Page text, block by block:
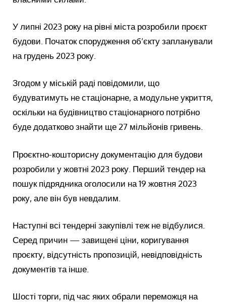
У липні 2023 року на рівні міста розробили проєкт
будови. Початок спорудження об’єкту запланували
на грудень 2023 року.
Згодом у міській раді повідомили, що
будуватимуть не стаціонарне, а модульне укриття,
оскільки на будівництво стаціонарного потрібно
буде додатково знайти ще 27 мільйонів гривень.
Проєктно-кошторисну документацію для будови
розробили у жовтні 2023 року. Перший тендер на
пошук підрядника оголосили на 19 жовтня 2023
року, але він був невдалим.
Наступні всі тендерні закупівлі теж не відбулися.
Серед причин — завищені ціни, коригування
проєкту, відсутність пропозицій, невідповідність
документів та інше.
Шості торги, під час яких обрали переможця на